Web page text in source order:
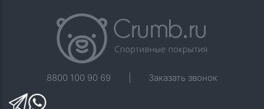
8800 100 90 69 Заказать звонок